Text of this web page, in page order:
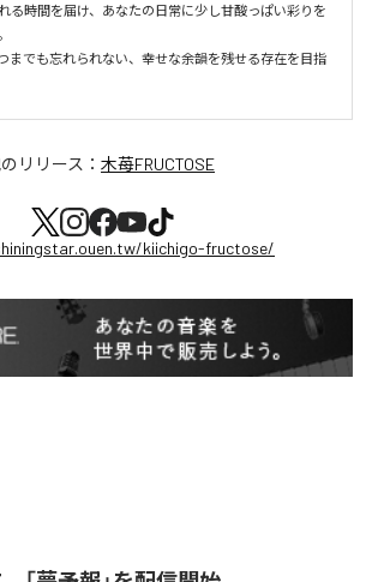
る時間を届け、あなたの日常に少し甘酸っぱい彩りを
までも忘れられない、幸せな余韻を残せる存在を目指
リリース： 木苺FRUCTOSE
kiichigo-fructose/